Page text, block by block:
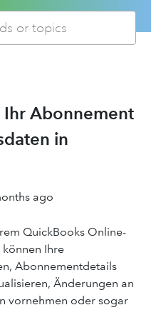
Ihr Abonnement
in
ago
QuickBooks Online-
Ihre
Abonnementdetails
Änderungen an
vornehmen oder sogar